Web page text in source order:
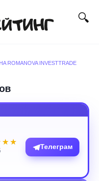
ROMANOVA INVESTTRADE
Телеграм